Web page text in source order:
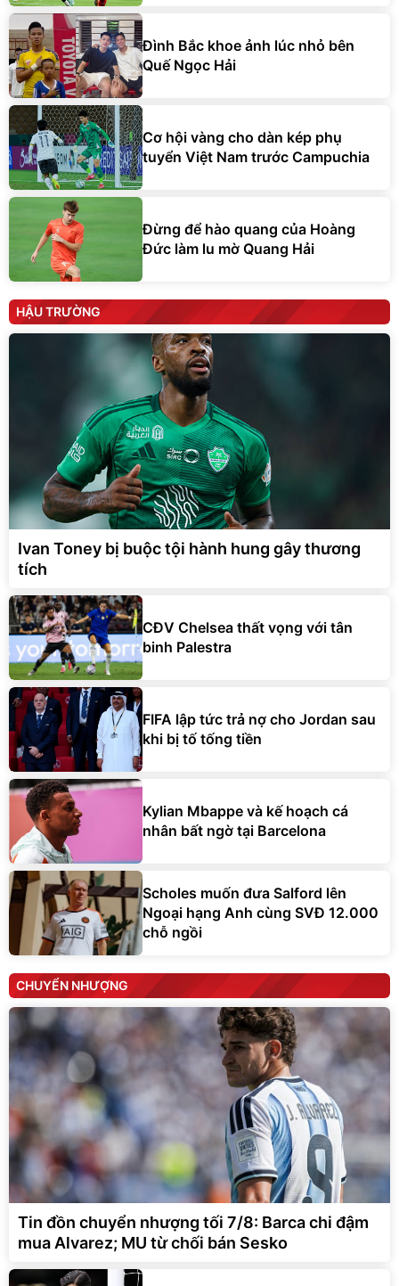
Đình Bắc khoe ảnh lúc nhỏ bên
Quế Ngọc Hải
Cơ hội vàng cho dàn kép phụ
tuyển Việt Nam trước Campuchia
Đừng để hào quang của Hoàng
Đức làm lu mờ Quang Hải
HẬU TRƯỜNG
Ivan Toney bị buộc tội hành hung gây thương
tích
CĐV Chelsea thất vọng với tân
binh Palestra
FIFA lập tức trả nợ cho Jordan sau
khi bị tố tống tiền
Kylian Mbappe và kế hoạch cá
nhân bất ngờ tại Barcelona
Scholes muốn đưa Salford lên
Ngoại hạng Anh cùng SVĐ 12.000
chỗ ngồi
CHUYỂN NHƯỢNG
Tin đồn chuyển nhượng tối 7/8: Barca chi đậm
mua Alvarez; MU từ chối bán Sesko